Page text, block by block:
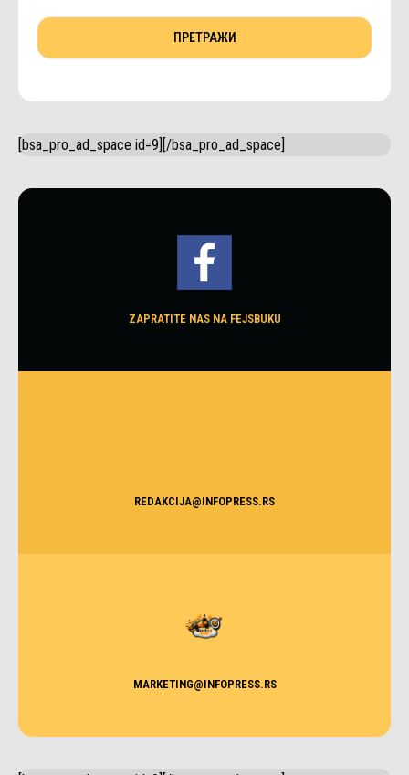
[bsa_pro_ad_space id=9][/bsa_pro_ad_space]
ZAPRATITE NAS NA FEJSBUKU
REDAKCIJA@INFOPRESS.RS
MARKETING@INFOPRESS.RS